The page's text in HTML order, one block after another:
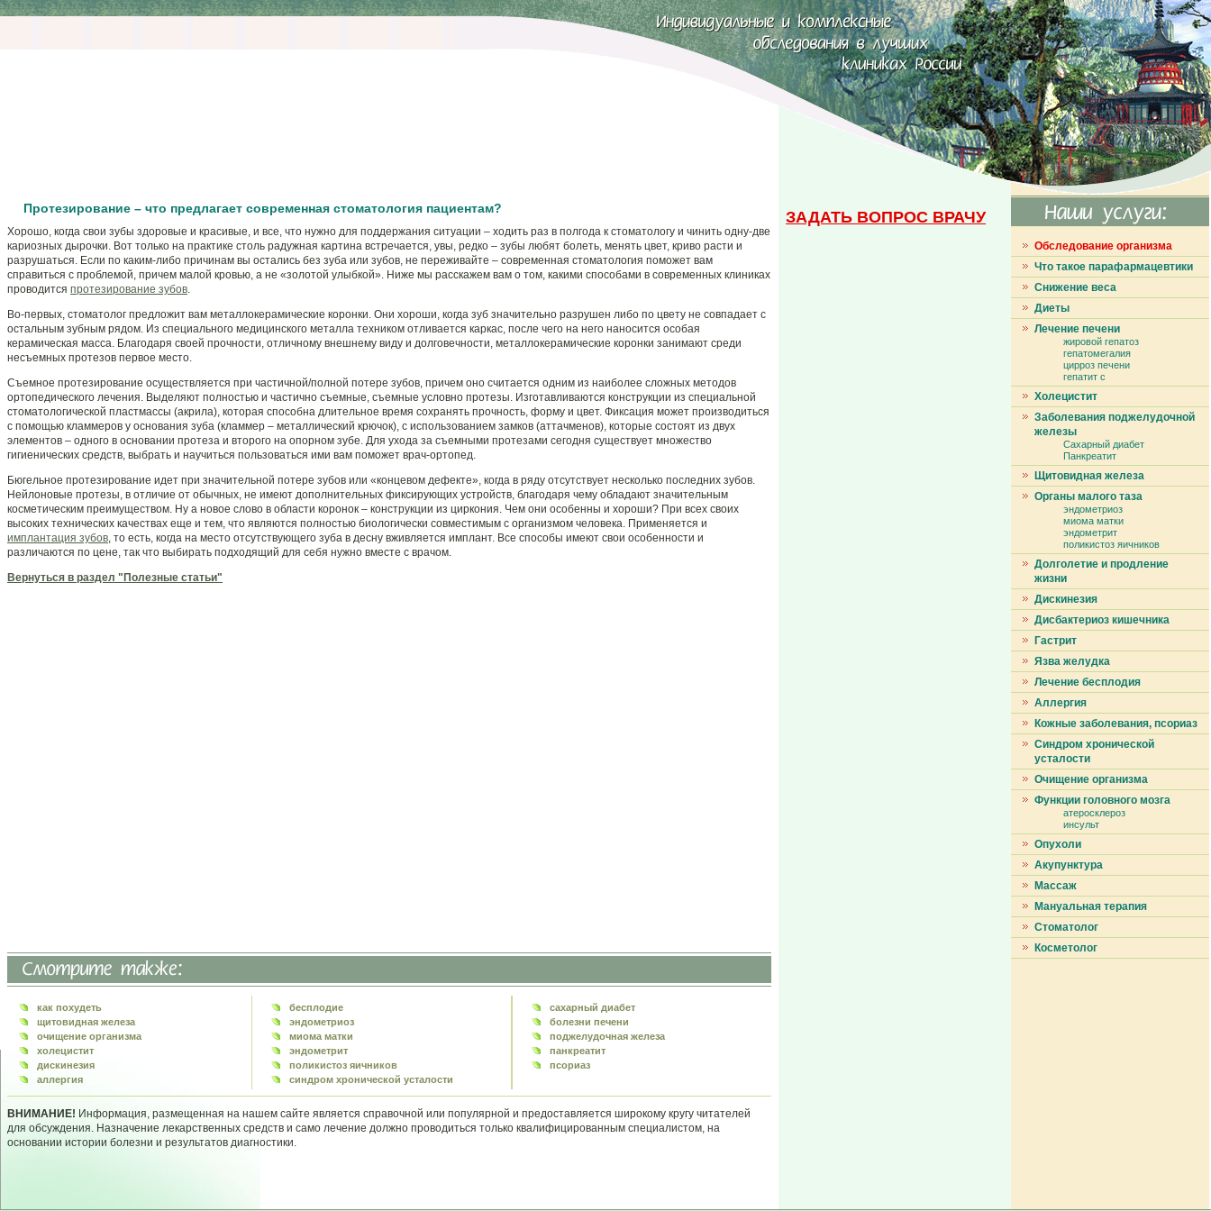
Протезирование – что предлагает современная стоматология пациентам?
Хорошо, когда свои зубы здоровые и красивые, и все, что нужно для поддержания ситуации – ходить раз в полгода к стоматологу и чинить одну-две
кариозных дырочки. Вот только на практике столь радужная картина встречается, увы, редко – зубы любят болеть, менять цвет, криво расти и
разрушаться. Если по каким-либо причинам вы остались без зуба или зубов, не переживайте – современная стоматология поможет вам
справиться с проблемой, причем малой кровью, а не «золотой улыбкой». Ниже мы расскажем вам о том, какими способами в современных клиниках
проводится протезирование зубов.
Во-первых, стоматолог предложит вам металлокерамические коронки. Они хороши, когда зуб значительно разрушен либо по цвету не совпадает с
остальным зубным рядом. Из специального медицинского металла техником отливается каркас, после чего на него наносится особая
керамическая масса. Благодаря своей прочности, отличному внешнему виду и долговечности, металлокерамические коронки занимают среди
несъемных протезов первое место.
Съемное протезирование осуществляется при частичной/полной потере зубов, причем оно считается одним из наиболее сложных методов
ортопедического лечения. Выделяют полностью и частично съемные, съемные условно протезы. Изготавливаются конструкции из специальной
стоматологической пластмассы (акрила), которая способна длительное время сохранять прочность, форму и цвет. Фиксация может производиться
с помощью кламмеров у основания зуба (кламмер – металлический крючок), с использованием замков (аттачменов), которые состоят из двух
элементов – одного в основании протеза и второго на опорном зубе. Для ухода за съемными протезами сегодня существует множество
гигиенических средств, выбрать и научиться пользоваться ими вам поможет врач-ортопед.
Бюгельное протезирование идет при значительной потере зубов или «концевом дефекте», когда в ряду отсутствует несколько последних зубов.
Нейлоновые протезы, в отличие от обычных, не имеют дополнительных фиксирующих устройств, благодаря чему обладают значительным
косметическим преимуществом. Ну а новое слово в области коронок – конструкции из циркония. Чем они особенны и хороши? При всех своих
высоких технических качествах еще и тем, что являются полностью биологически совместимым с организмом человека. Применяется и
имплантация зубов, то есть, когда на место отсутствующего зуба в десну вживляется имплант. Все способы имеют свои особенности и
различаются по цене, так что выбирать подходящий для себя нужно вместе с врачом.
Вернуться в раздел "Полезные статьи"
как похудеть
щитовидная железа
очищение организма
холецистит
дискинезия
аллергия
бесплодие
эндометриоз
миома матки
эндометрит
поликистоз яичников
синдром хронической усталости
сахарный диабет
болезни печени
поджелудочная железа
панкреатит
псориаз
ВНИМАНИЕ! Информация, размещенная на нашем сайте является справочной или популярной и предоставляется широкому кругу читателей
для обсуждения. Назначение лекарственных средств и само лечение должно проводиться только квалифицированным специалистом, на
основании истории болезни и результатов диагностики.
ЗАДАТЬ ВОПРОС ВРАЧУ
Обследование организма
Что такое парафармацевтики
Снижение веса
Диеты
Лечение печени
жировой гепатоз
гепатомегалия
цирроз печени
гепатит с
Холецистит
Заболевания поджелудочной
железы
Сахарный диабет
Панкреатит
Щитовидная железа
Органы малого таза
эндометриоз
миома матки
эндометрит
поликистоз яичников
Долголетие и продление
жизни
Дискинезия
Дисбактериоз кишечника
Гастрит
Язва желудка
Лечение бесплодия
Аллергия
Кожные заболевания, псориаз
Синдром хронической
усталости
Очищение организма
Функции головного мозга
атеросклероз
инсульт
Опухоли
Акупунктура
Массаж
Мануальная терапия
Стоматолог
Косметолог